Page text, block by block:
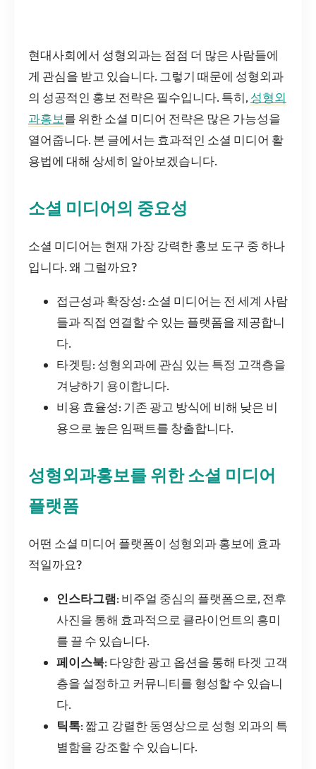
현대사회에서 성형외과는 점점 더 많은 사람들에
게 관심을 받고 있습니다. 그렇기 때문에 성형외과
의 성공적인 홍보 전략은 필수입니다. 특히, 성형외
과홍보를 위한 소셜 미디어 전략은 많은 가능성을
열어줍니다. 본 글에서는 효과적인 소셜 미디어 활
용법에 대해 상세히 알아보겠습니다.
소셜 미디어의 중요성
소셜 미디어는 현재 가장 강력한 홍보 도구 중 하나
입니다. 왜 그럴까요?
접근성과 확장성: 소셜 미디어는 전 세계 사람
들과 직접 연결할 수 있는 플랫폼을 제공합니
다.
타겟팅: 성형외과에 관심 있는 특정 고객층을
겨냥하기 용이합니다.
비용 효율성: 기존 광고 방식에 비해 낮은 비
용으로 높은 임팩트를 창출합니다.
성형외과홍보를 위한 소셜 미디어
플랫폼
어떤 소셜 미디어 플랫폼이 성형외과 홍보에 효과
적일까요?
인스타그램: 비주얼 중심의 플랫폼으로, 전후
사진을 통해 효과적으로 클라이언트의 흥미
를 끌 수 있습니다.
페이스북: 다양한 광고 옵션을 통해 타겟 고객
층을 설정하고 커뮤니티를 형성할 수 있습니
다.
틱톡: 짧고 강렬한 동영상으로 성형 외과의 특
별함을 강조할 수 있습니다.